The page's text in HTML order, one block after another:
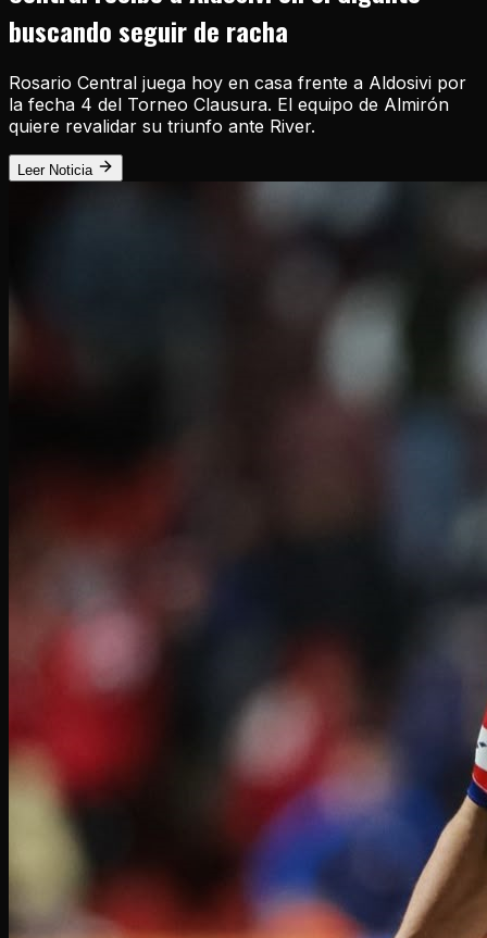
buscando seguir de racha
Rosario Central juega hoy en casa frente a Aldosivi por
la fecha 4 del Torneo Clausura. El equipo de Almirón
quiere revalidar su triunfo ante River.
Leer Noticia